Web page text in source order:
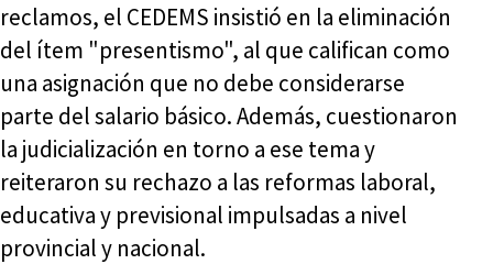
reclamos, el CEDEMS insistió en la eliminación
del ítem "presentismo", al que califican como
una asignación que no debe considerarse
parte del salario básico. Además, cuestionaron
la judicialización en torno a ese tema y
reiteraron su rechazo a las reformas laboral,
educativa y previsional impulsadas a nivel
provincial y nacional.